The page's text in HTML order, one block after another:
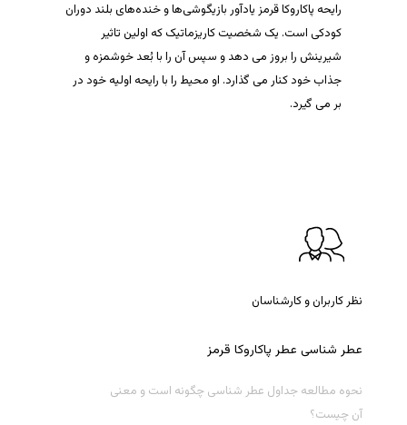
رایحه پاکاروکا قرمز یادآور بازیگوشی‌ها و خنده‌های بلند دوران
کودکی است. یک شخصیت کاریزماتیک که اولین تاثیر
شیرینش را بروز می دهد و سپس آن را با بُعد خوشمزه و
جذاب خود کنار می گذارد. او محیط را با رایحه اولیه خود در
بر می گیرد.
نظر کاربران و کارشناسان
عطر شناسی عطر پاکاروکا قرمز
نحوه مطالعه جداول عطر شناسی چگونه است و معنی
آن چیست؟